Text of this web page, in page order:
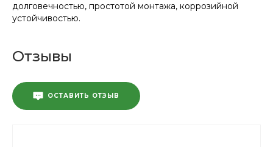
долговечностью, простотой монтажа, коррозийной
устойчивостью.
Отзывы
ОСТАВИТЬ ОТЗЫВ